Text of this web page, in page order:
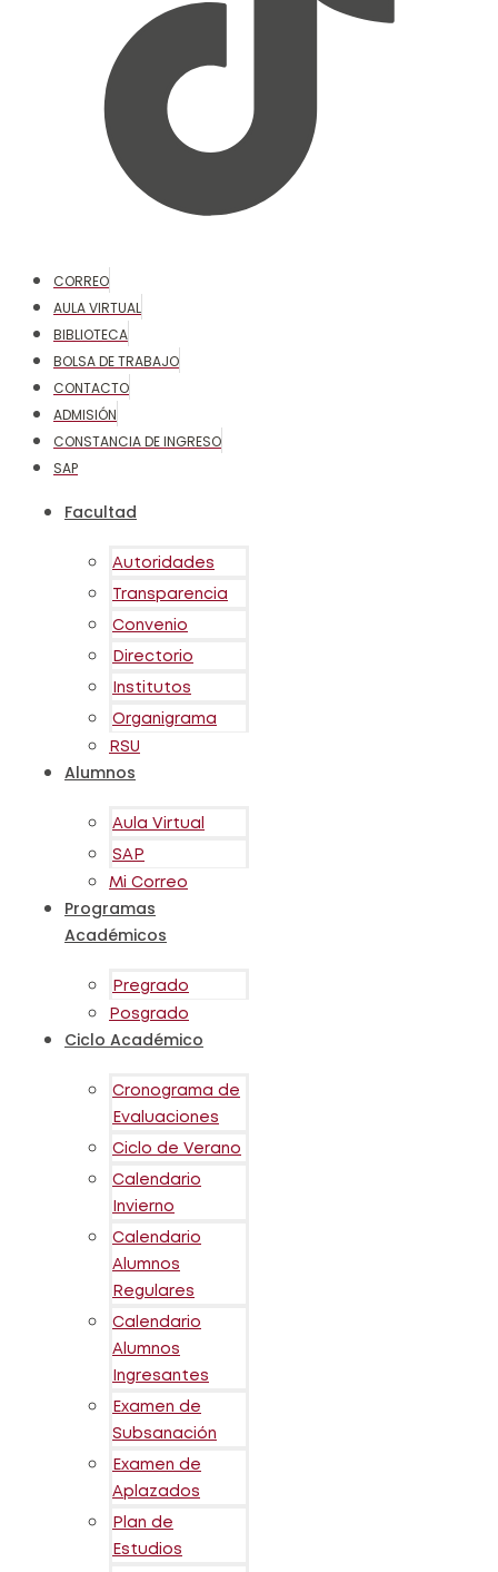
CORREO
AULA VIRTUAL
BIBLIOTECA
BOLSA DE TRABAJO
CONTACTO
ADMISIÓN
CONSTANCIA DE INGRESO
SAP
Facultad
Autoridades
Transparencia
Convenio
Directorio
Institutos
Organigrama
RSU
Alumnos
Aula Virtual
SAP
Mi Correo
Programas
Académicos
Pregrado
Posgrado
Ciclo Académico
Cronograma de
Evaluaciones
Ciclo de Verano
Calendario
Invierno
Calendario
Alumnos
Regulares
Calendario
Alumnos
Ingresantes
Examen de
Subsanación
Examen de
Aplazados
Plan de
Estudios